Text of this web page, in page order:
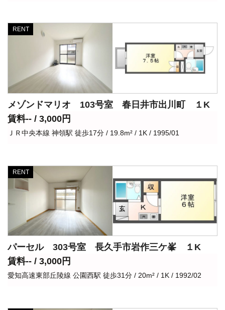
RENT
メゾンドマリオ 103号室 春日井市出川町 １K
賃料-- / 3,000円
ＪＲ中央本線 神領駅 徒歩17分 / 19.8m² / 1K / 1995/01
RENT
パーセル 303号室 長久手市岩作三ケ峯 １K
賃料-- / 3,000円
愛知高速東部丘陵線 公園西駅 徒歩31分 / 20m² / 1K / 1992/02